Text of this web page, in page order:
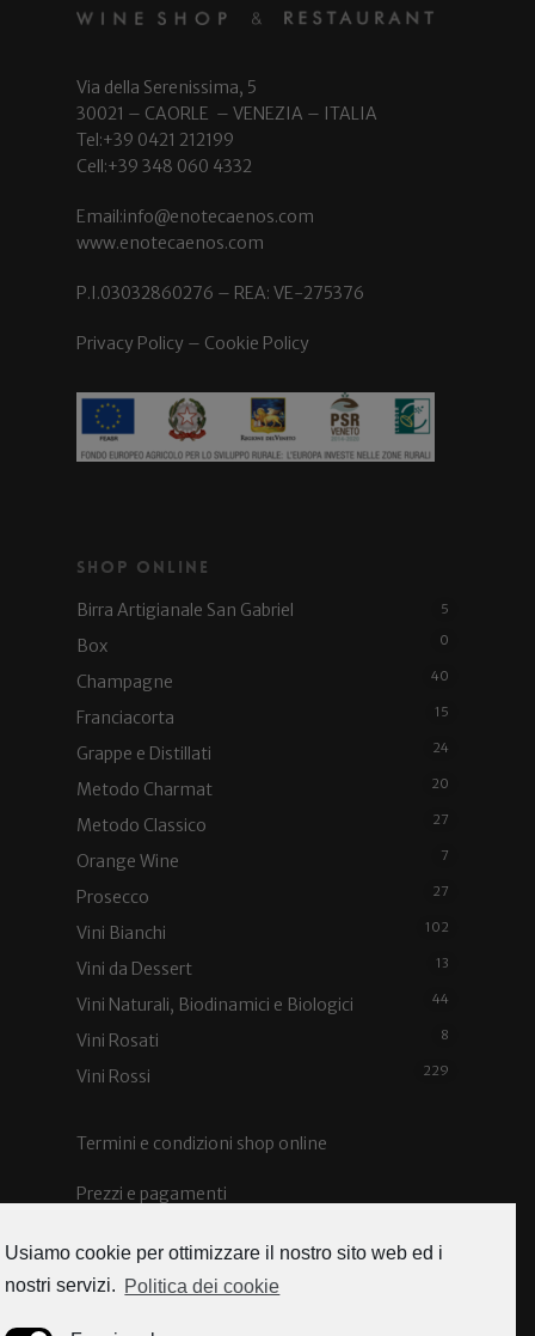
Via della Serenissima, 5
30021 – CAORLE – VENEZIA – ITALIA
Tel:+39 0421 212199
Cell:+39 348 060 4332
Email:info@enotecaenos.com
www.enotecaenos.com
P.I.03032860276 – REA: VE-275376
Privacy Policy – Cookie Policy
Shop Online
Birra Artigianale San Gabriel
5
Box 0
Champagne 40
Franciacorta 15
Grappe e Distillati 24
Metodo Charmat 20
Metodo Classico 27
Orange Wine 7
Prosecco 27
Vini Bianchi 102
Vini da Dessert 13
Vini Naturali, Biodinamici e Biologici 44
Vini Rosati 8
Vini Rossi 229
Termini e condizioni shop online
Prezzi e pagamenti
Spedizioni e costi
Usiamo cookie per ottimizzare il nostro sito web ed i
nostri servizi. Politica dei cookie